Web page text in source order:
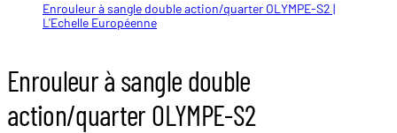
Enrouleur à sangle double action/quarter OLYMPE-S2 |
L'Echelle Européenne
Enrouleur à sangle double
action/quarter OLYMPE-S2